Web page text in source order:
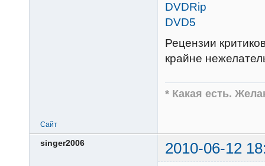
DVDRip
DVD5
Рецензии
крайне
* Какая есть.
Сайт
singer2006 2010-06-12